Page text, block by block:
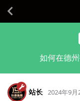
如何在德
站长 2024年9月